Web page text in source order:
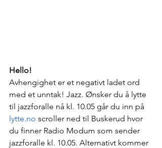
Hello!
Avhengighet er et negativt ladet ord
med et unntak! Jazz. Ønsker du å lytte
til jazzforalle nå kl. 10.05 går du inn på
lytte.no scroller ned til Buskerud hvor
du finner Radio Modum som sender
jazzforalle kl. 10.05. Alternativt kommer